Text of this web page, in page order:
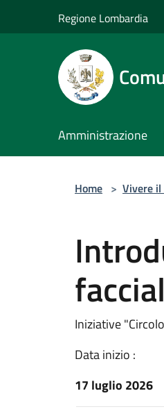
Regione Lombardia
Amministrazione
Home > Vivere il
Iniziative
Data inizio :
17 luglio 2026